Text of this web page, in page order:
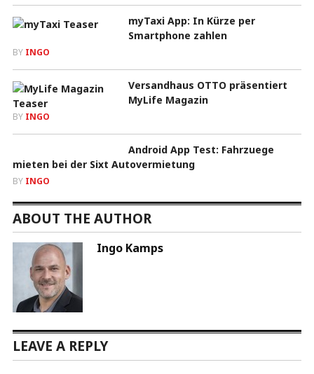
myTaxi App: In Kürze per
Smartphone zahlen
BY INGO
Versandhaus OTTO präsentiert
MyLife Magazin
BY INGO
Android App Test: Fahrzuege
mieten bei der Sixt Autovermietung
BY INGO
ABOUT THE AUTHOR
Ingo Kamps
LEAVE A REPLY